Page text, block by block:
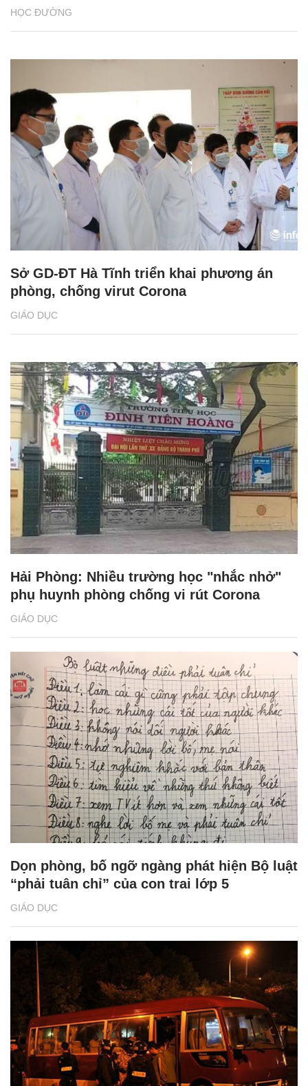
HỌC ĐƯỜNG
GIÁO DỤC
Sở GD-ĐT Hà Tĩnh triển khai phương án
phòng, chống virut Corona
GIÁO DỤC
Hải Phòng: Nhiều trường học "nhắc nhở"
phụ huynh phòng chống vi rút Corona
GIÁO DỤC
Dọn phòng, bố ngỡ ngàng phát hiện Bộ luật
“phải tuân chỉ” của con trai lớp 5